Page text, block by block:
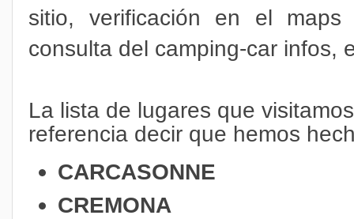
sitio, verificación en el
consulta del camping-car infos,
La lista de lugares que
referencia decir que hemos
CARCASONNE
CREMONA